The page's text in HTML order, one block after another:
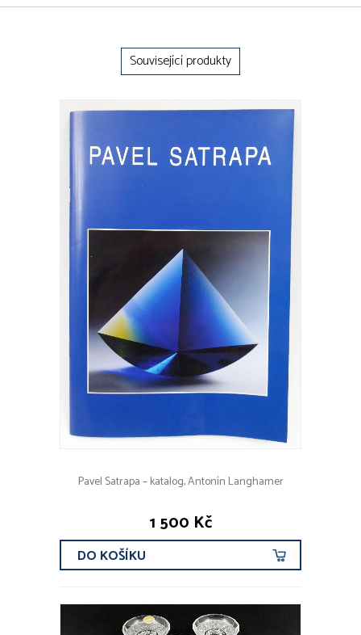
Související produkty
Pavel Satrapa – katalog, Antonín Langhamer
1 500 Kč
DO KOŠÍKU